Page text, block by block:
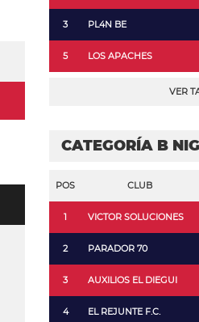
3 PL4N BE
5 LOS APACHES
VER
CATEGORÍA B
POS CLUB
1 VICTOR SOLUCIONES
2 PARADOR 70
3 AUXILIOS EL DIEGUI
4 EL REJUNTE F.C.